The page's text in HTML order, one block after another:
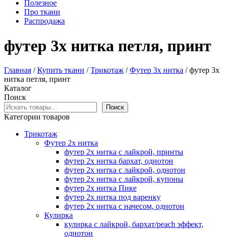
Полезное
Про ткани
Распродажа
футер 3х нитка петля, принт
Главная /Купить ткани /Трикотаж /Футер 3х нитка / футер 3х
нитка петля, принт
Каталог
Поиск
Поиск
Категории товаров
Трикотаж
Футер 2х нитка
футер 2х нитка с лайкрой, принты
футер 2х нитка бархат, однотон
футер 2х нитка с лайкрой, однотон
футер 2х нитка с лайкрой, купоны
футер 2х нитка Пике
футер 2х нитка под варенку
футер 2х нитка с начесом, однотон
Кулирка
кулирка с лайкрой, бархат/peach эффект,
однотон